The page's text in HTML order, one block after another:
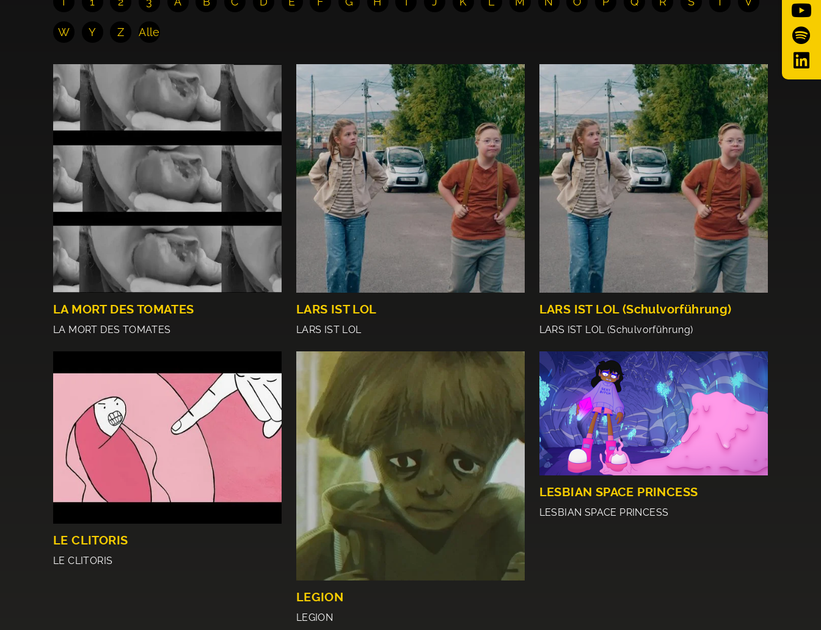
W Y Z Alle
LA MORT DES TOMATES
LA MORT DES TOMATES
LARS IST LOL
LARS IST LOL
LARS IST LOL (Schulvorführung)
LARS IST LOL (Schulvorführung)
LE CLITORIS
LE CLITORIS
LEGION
LEGION
LESBIAN SPACE PRINCESS
LESBIAN SPACE PRINCESS